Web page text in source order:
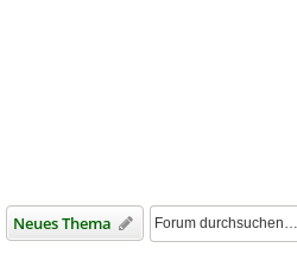
Neues Thema